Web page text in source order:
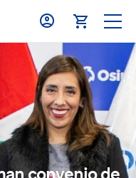
convenio de